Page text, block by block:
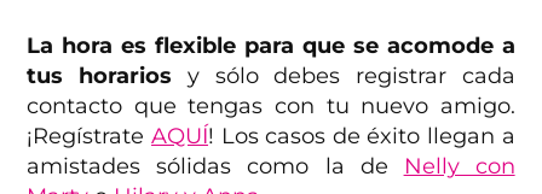
La hora es flexible para que se acomode a
tus horarios y sólo debes registrar cada
contacto que tengas con tu nuevo amigo.
¡RegístrateAQUÍ! Los casos de éxito llegan a
amistades sólidas como la de
Nelly con